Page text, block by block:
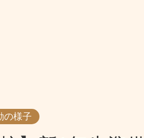
の様子